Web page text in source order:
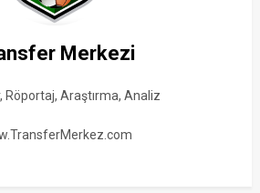
Merkezi
Röportaj, Araştırma, Analiz